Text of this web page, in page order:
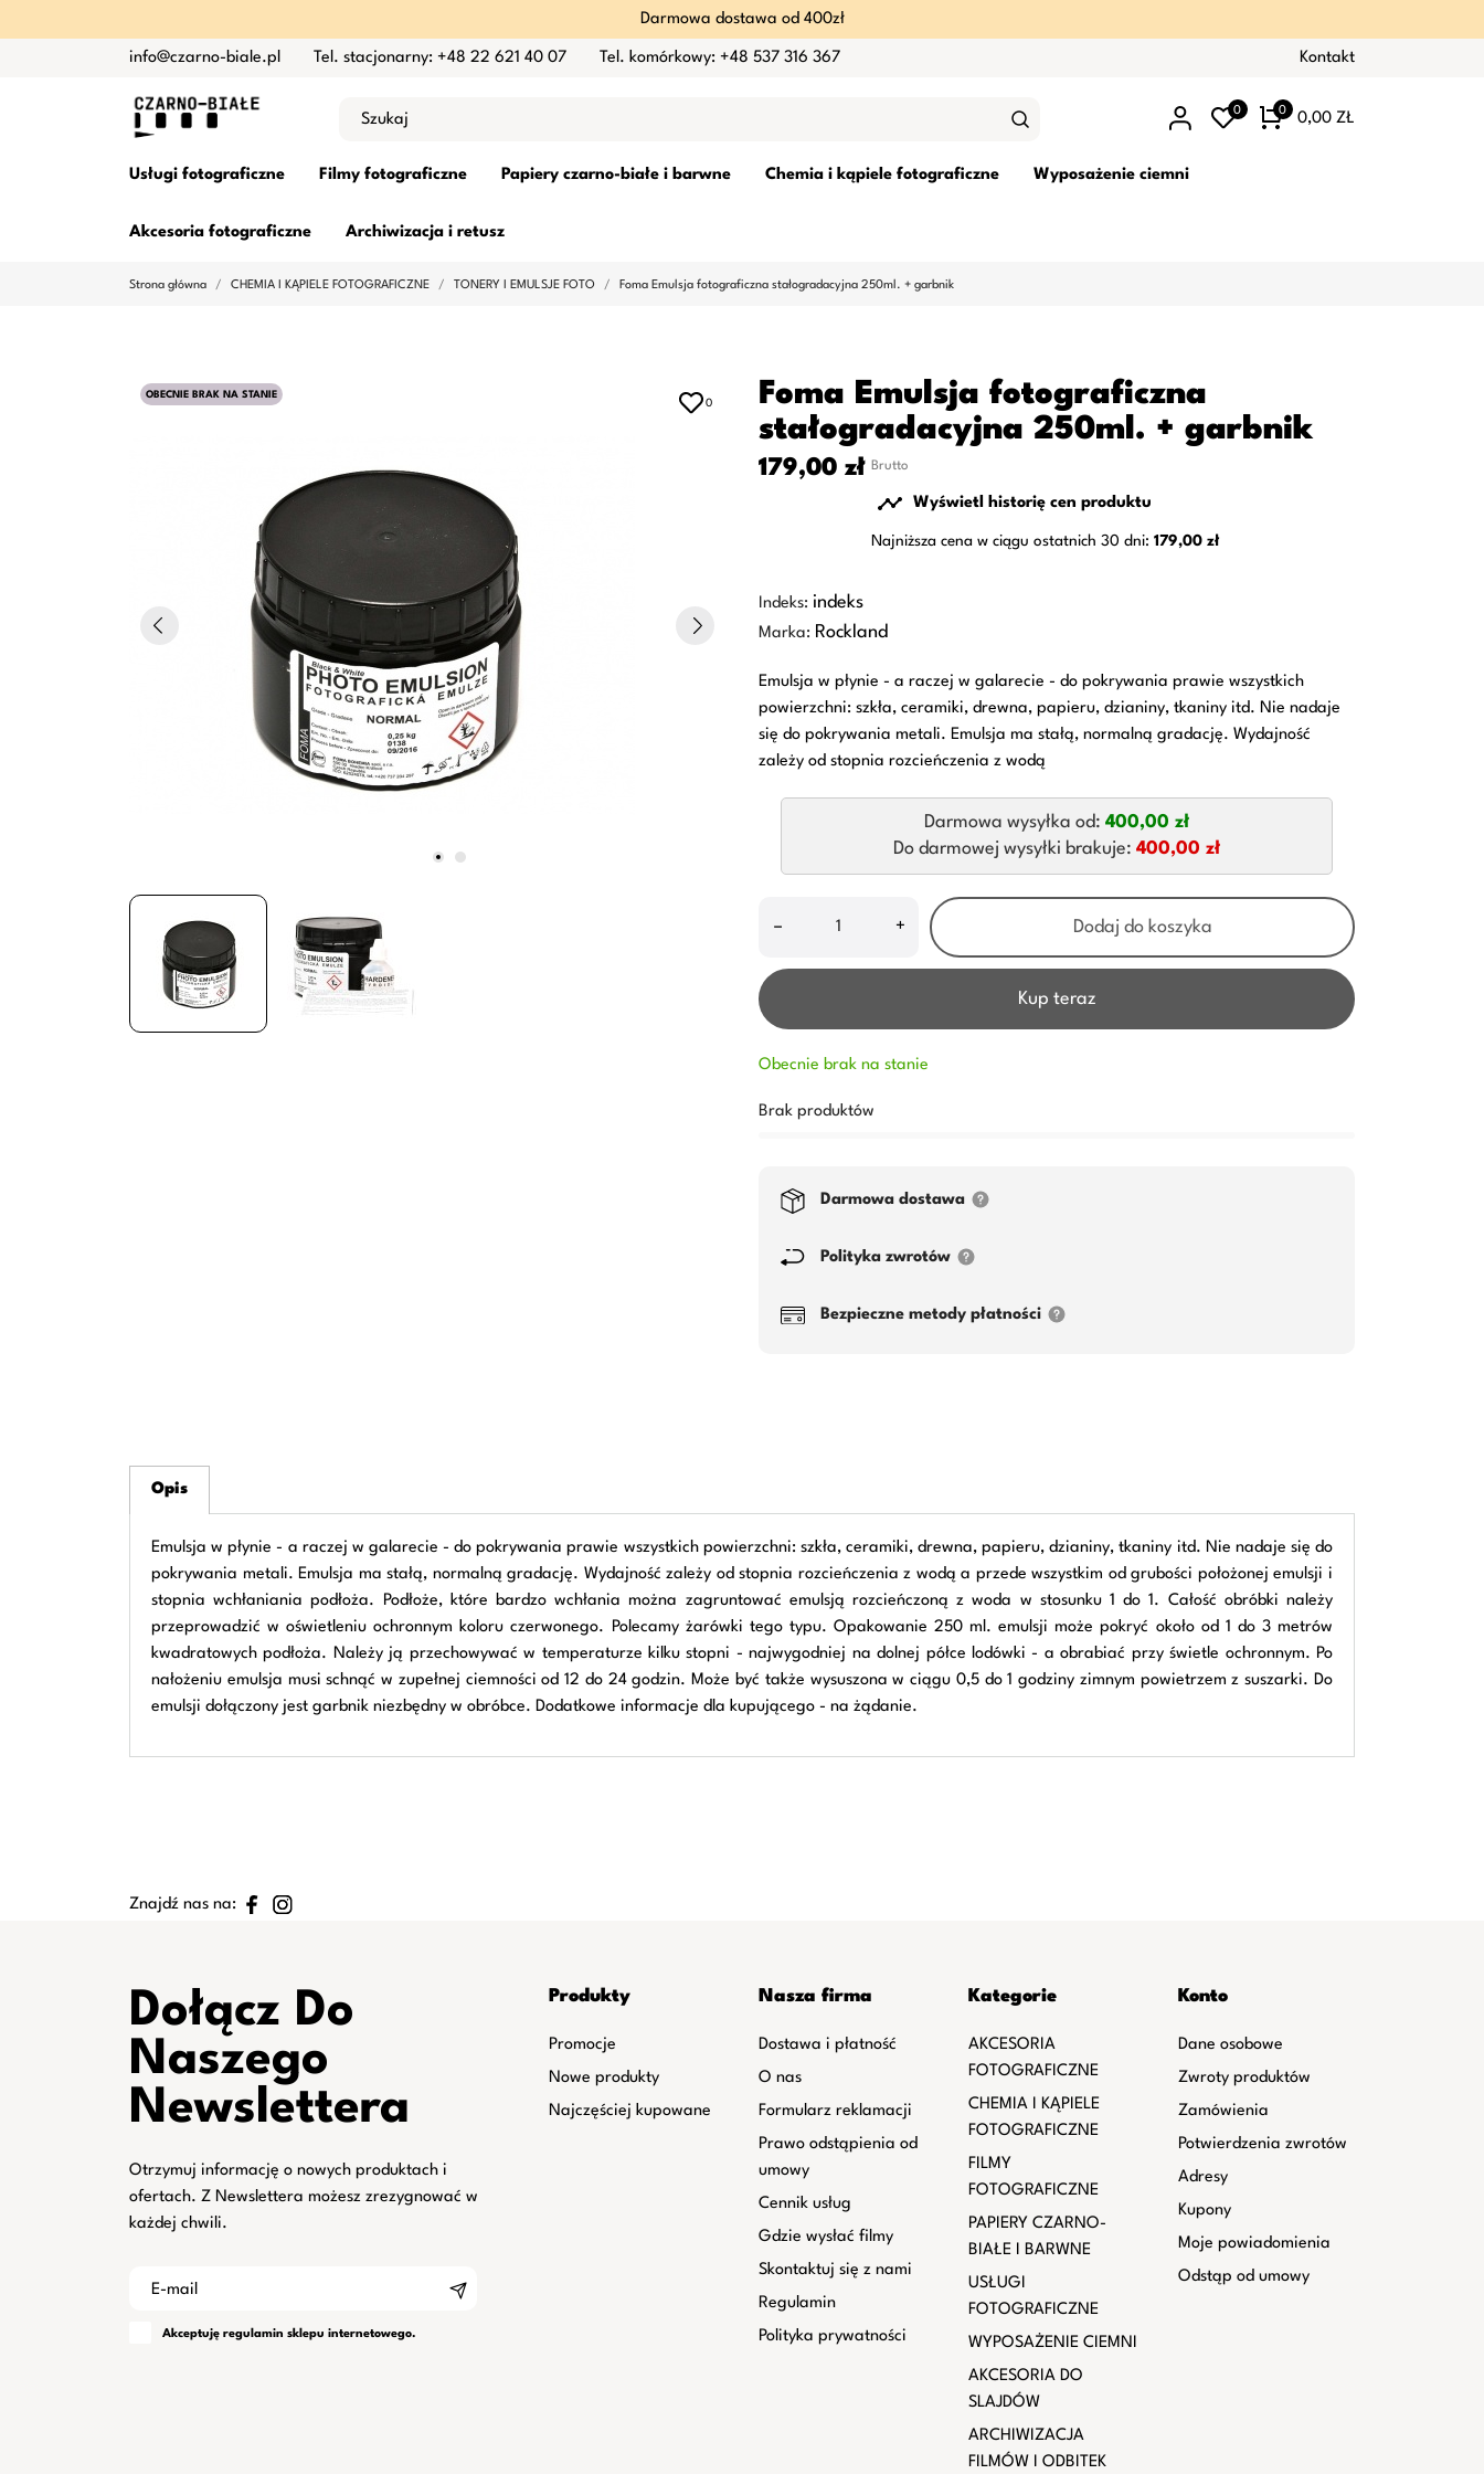
Darmowa dostawa od 400zł
info@czarno-biale.pl Tel. stacjonarny: +48 22 621 40 07 Tel. komórkowy: +48 537 316 367 Kontakt
0 0 0,00 ZŁ
Usługi fotograficzne Filmy fotograficzne Papiery czarno-białe i barwne Chemia i kąpiele fotograficzne Wyposażenie ciemni
Akcesoria fotograficzne Archiwizacja i retusz
Strona główna CHEMIA I KĄPIELE FOTOGRAFICZNE TONERY I EMULSJE FOTO Foma Emulsja fotograficzna stałogradacyjna 250ml. + garbnik
OBECNIE BRAK NA STANIE
0
Foma Emulsja fotograficzna
stałogradacyjna 250ml. + garbnik
179,00 zł Brutto
 Wyświetl historię cen produktu
Najniższa cena w ciągu ostatnich 30 dni: 179,00 zł
Indeks: indeks
Marka: Rockland
Emulsja w płynie - a raczej w galarecie - do pokrywania prawie wszystkich
powierzchni: szkła, ceramiki, drewna, papieru, dzianiny, tkaniny itd. Nie nadaje
się do pokrywania metali. Emulsja ma stałą, normalną gradację. Wydajność
zależy od stopnia rozcieńczenia z wodą
Darmowa wysyłka od: 400,00 zł
Do darmowej wysyłki brakuje: 400,00 zł
– + Dodaj do koszyka
Kup teraz
Obecnie brak na stanie
Brak produktów
Darmowa dostawa
Polityka zwrotów
Bezpieczne metody płatności
Opis
Emulsja w płynie - a raczej w galarecie - do pokrywania prawie wszystkich powierzchni: szkła, ceramiki, drewna, papieru, dzianiny, tkaniny itd. Nie nadaje się do
pokrywania metali. Emulsja ma stałą, normalną gradację. Wydajność zależy od stopnia rozcieńczenia z wodą a przede wszystkim od grubości położonej emulsji i
stopnia wchłaniania podłoża. Podłoże, które bardzo wchłania można zagruntować emulsją rozcieńczoną z woda w stosunku 1 do 1. Całość obróbki należy
przeprowadzić w oświetleniu ochronnym koloru czerwonego. Polecamy żarówki tego typu. Opakowanie 250 ml. emulsji może pokryć około od 1 do 3 metrów
kwadratowych podłoża. Należy ją przechowywać w temperaturze kilku stopni - najwygodniej na dolnej półce lodówki - a obrabiać przy świetle ochronnym. Po
nałożeniu emulsja musi schnąć w zupełnej ciemności od 12 do 24 godzin. Może być także wysuszona w ciągu 0,5 do 1 godziny zimnym powietrzem z suszarki. Do
emulsji dołączony jest garbnik niezbędny w obróbce. Dodatkowe informacje dla kupującego - na żądanie.
Znajdź nas na:
Dołącz Do
Naszego
Newslettera
Otrzymuj informację o nowych produktach i
ofertach. Z Newslettera możesz zrezygnować w
każdej chwili.
Akceptuję regulamin sklepu internetowego.
Produkty
Promocje
Nowe produkty
Najczęściej kupowane
Nasza firma
Dostawa i płatność
O nas
Formularz reklamacji
Prawo odstąpienia od
umowy
Cennik usług
Gdzie wysłać filmy
Skontaktuj się z nami
Regulamin
Polityka prywatności
Kategorie
AKCESORIA
FOTOGRAFICZNE
CHEMIA I KĄPIELE
FOTOGRAFICZNE
FILMY
FOTOGRAFICZNE
PAPIERY CZARNO-
BIAŁE I BARWNE
USŁUGI
FOTOGRAFICZNE
WYPOSAŻENIE CIEMNI
AKCESORIA DO
SLAJDÓW
ARCHIWIZACJA
FILMÓW I ODBITEK
Konto
Dane osobowe
Zwroty produktów
Zamówienia
Potwierdzenia zwrotów
Adresy
Kupony
Moje powiadomienia
Odstąp od umowy